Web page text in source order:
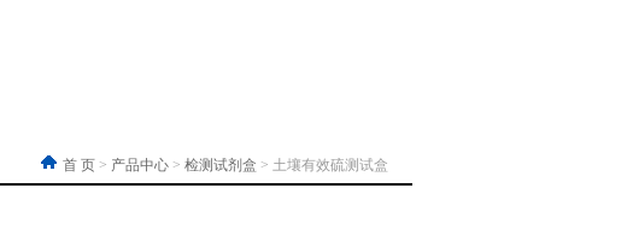
首 页 > 产品中心 > 检测试剂盒 > 土壤有效硫测试盒